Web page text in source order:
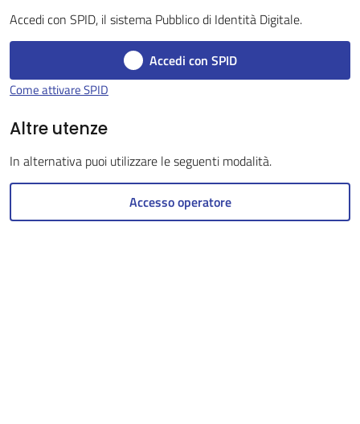
Vivere
Servizi
on-
line
Tutti
Accedi con SPID, il sistema Pubblico di Identità Digitale.
Accedi con SPID
Come attivare SPID
Altre utenze
In alternativa puoi utilizzare le seguenti modalità.
Accesso operatore